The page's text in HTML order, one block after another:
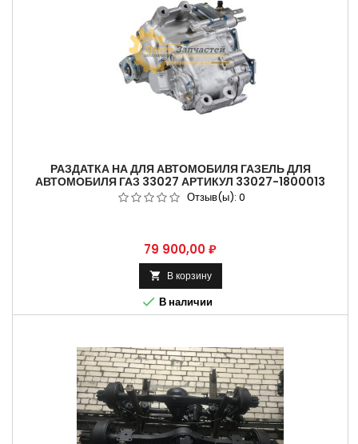
РАЗДАТКА НА ДЛЯ АВТОМОБИЛЯ ГАЗЕЛЬ ДЛЯ
АВТОМОБИЛЯ ГАЗ 33027 АРТИКУЛ 33027-1800013
Отзыв(ы): 0
Цена
79 900,00 ₽
 В корзину
 В наличии